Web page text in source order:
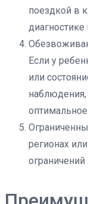
поездкой в
Если у
или
регионах